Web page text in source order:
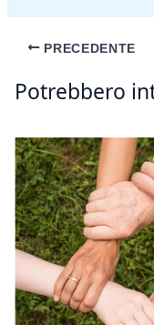
PRECEDENTE
Potrebbero